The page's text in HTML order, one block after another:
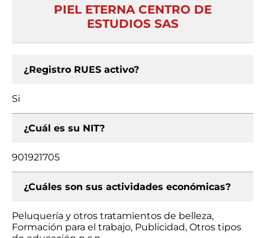
PIEL ETERNA CENTRO DE
ESTUDIOS SAS
¿Registro RUES activo?
Si
¿Cuál es su NIT?
901921705
¿Cuáles son sus actividades económicas?
Peluquería y otros tratamientos de belleza,
Formación para el trabajo, Publicidad, Otros tipos